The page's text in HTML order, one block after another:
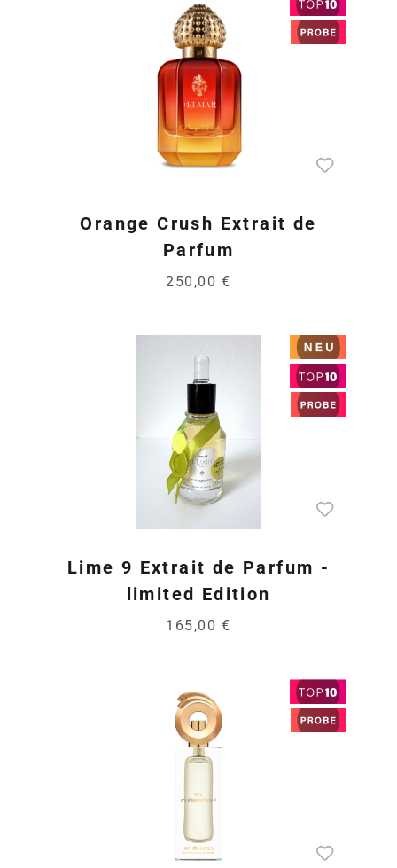
Orange Crush Extrait de
Parfum
250,00 €
Lime 9 Extrait de Parfum -
limited Edition
165,00 €